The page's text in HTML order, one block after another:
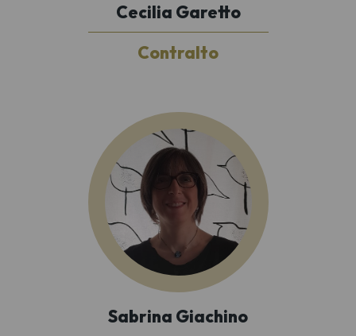
Cecilia Garetto
Contralto
Sabrina Giachino